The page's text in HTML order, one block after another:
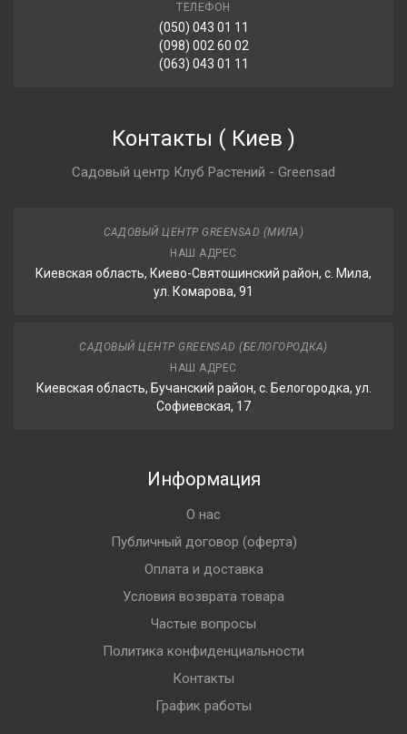
ТЕЛЕФОН
(050) 043 01 11
(098) 002 60 02
(063) 043 01 11
Контакты ( Киев )
Садовый центр Клуб Растений - Greensad
САДОВЫЙ ЦЕНТР GREENSAD (МИЛА)
НАШ АДРЕС
Киевская область, Киево-Святошинский район, с. Мила,
ул. Комарова, 91
САДОВЫЙ ЦЕНТР GREENSAD (БЕЛОГОРОДКА)
НАШ АДРЕС
Киевская область, Бучанский район, с. Белогородка, ул.
Софиевская, 17
Информация
О нас
Публичный договор (оферта)
Оплата и доставка
Условия возврата товара
Частые вопросы
Политика конфиденциальности
Контакты
График работы